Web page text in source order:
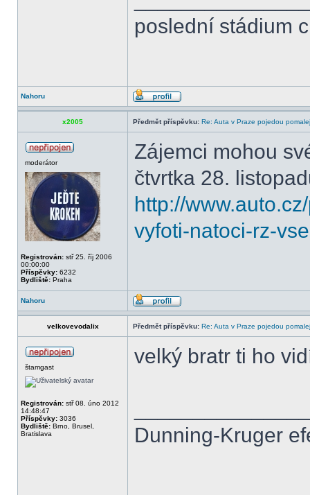
poslední stádium
Nahoru
x2005 Předmět příspěvku: Re: Auta v Praze pojedou
moderátor
Registrován: stř 25. říj 2006
00:00:00
Příspěvky: 6232
Bydliště: Praha
Zájemci mohou
čtvrtka 28.
http://
vyfoti-natoci-rz-
Nahoru
velkovevodalix Předmět příspěvku: Re: Auta v Praze pojedou
štamgast
Registrován: stř 08. úno 2012
14:48:47
Příspěvky: 3036
Bydliště: Brno, Brusel,
Bratislava
velký bratr ti ho
Dunning-Kruger